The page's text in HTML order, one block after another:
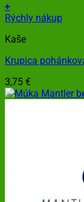
+
Rýchly nákup
Kaše
Krupica
3,75 €